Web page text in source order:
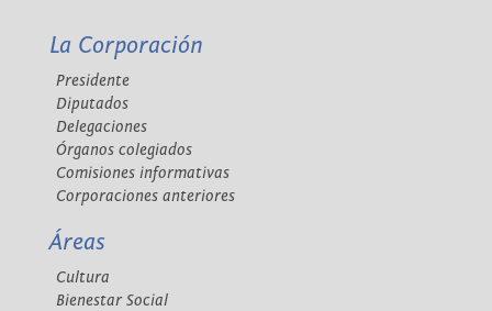
La Corporación
Presidente
Diputados
Delegaciones
Órganos colegiados
Comisiones informativas
Corporaciones anteriores
Áreas
Cultura
Bienestar Social